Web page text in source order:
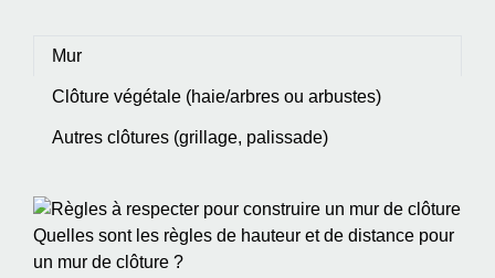
Mur
Clôture végétale (haie/arbres ou arbustes)
Autres clôtures (grillage, palissade)
Quelles sont les règles de hauteur et de distance pour
un mur de clôture ?